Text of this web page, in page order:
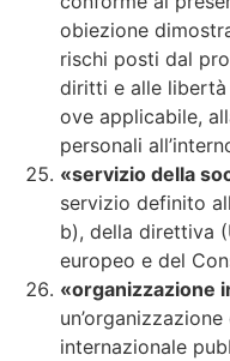
obiezione
rischi posti dal
diritti e alle libertà
ove applicabile,
personali
«servizio della
servizio definito
b), della direttiva
europeo e del
«organizzazione
internazionale